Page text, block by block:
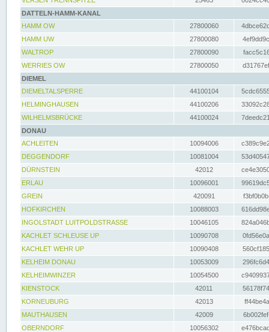
DATTELN-HAMM-KANAL
HAMM OW
27800060
HAMM UW
27800080
WALTROP
27800090
WERRIES OW
27800050
DIEMEL
DIEMELTALSPERRE
44100104
HELMINGHAUSEN
44100206
WILHELMSBRÜCKE
44100024
DONAU
ACHLEITEN
10094006
DEGGENDORF
10081004
DÜRNSTEIN
42012
ERLAU
10096001
GREIN
420091
HOFKIRCHEN
10088003
INGOLSTADT LUITPOLDSTRASSE
10046105
KACHLET SCHLEUSE UP
10090708
KACHLET WEHR UP
10090408
KELHEIM DONAU
10053009
KELHEIMWINZER
10054500
KIENSTOCK
42011
KORNEUBURG
42013
MAUTHAUSEN
42009
OBERNDORF
10056302